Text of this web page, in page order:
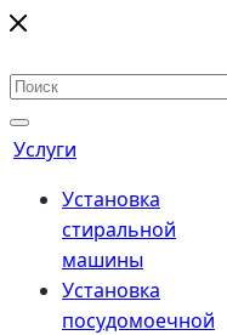
Услуги
Установка
стиральной
машины
Установка
посудомоечной